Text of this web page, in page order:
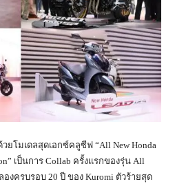
วยโมเดลสุดเอกซ์คลูซีฟ “All New Honda
เป็นการ Collab ครั้งแรกของรุ่น All
องครบรอบ 20 ปี ของ Kuromi ตัวร้ายสุด